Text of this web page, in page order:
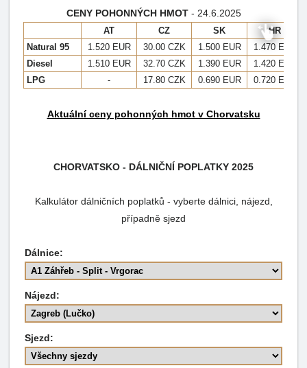
CENY POHONNÝCH HMOT- 24.6.2025
AT CZ SK
HR
Natural 95
1.520 EUR 30.00 CZK 1.500 EUR
1.470 EUR
Diesel
1.510 EUR 32.70 CZK 1.390 EUR
1.420 EUR
LPG
- 17.80 CZK 0.690 EUR 0.720 EUR
Aktuální ceny pohonných hmot v Chorvatsku
CHORVATSKO - DÁLNIČNÍ POPLATKY 2025
Kalkulátor dálničních poplatků - vyberte dálnici, nájezd,
případně sjezd
Dálnice:
Nájezd:
Sjezd: